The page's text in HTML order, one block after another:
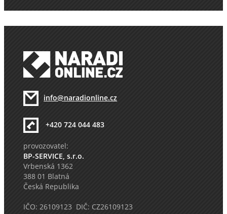
info@naradionline.cz
+420 724 044 483
provozovatel:
BP-SERVICE, s.r.o.
Vrbenská 1362
388 01 Blatná
Česká Republika
IČO: 26109123 DIČ: CZ26109123